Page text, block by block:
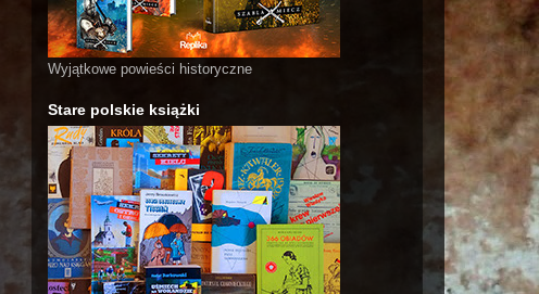
Wyjątkowe powieści historyczne
Stare polskie książki